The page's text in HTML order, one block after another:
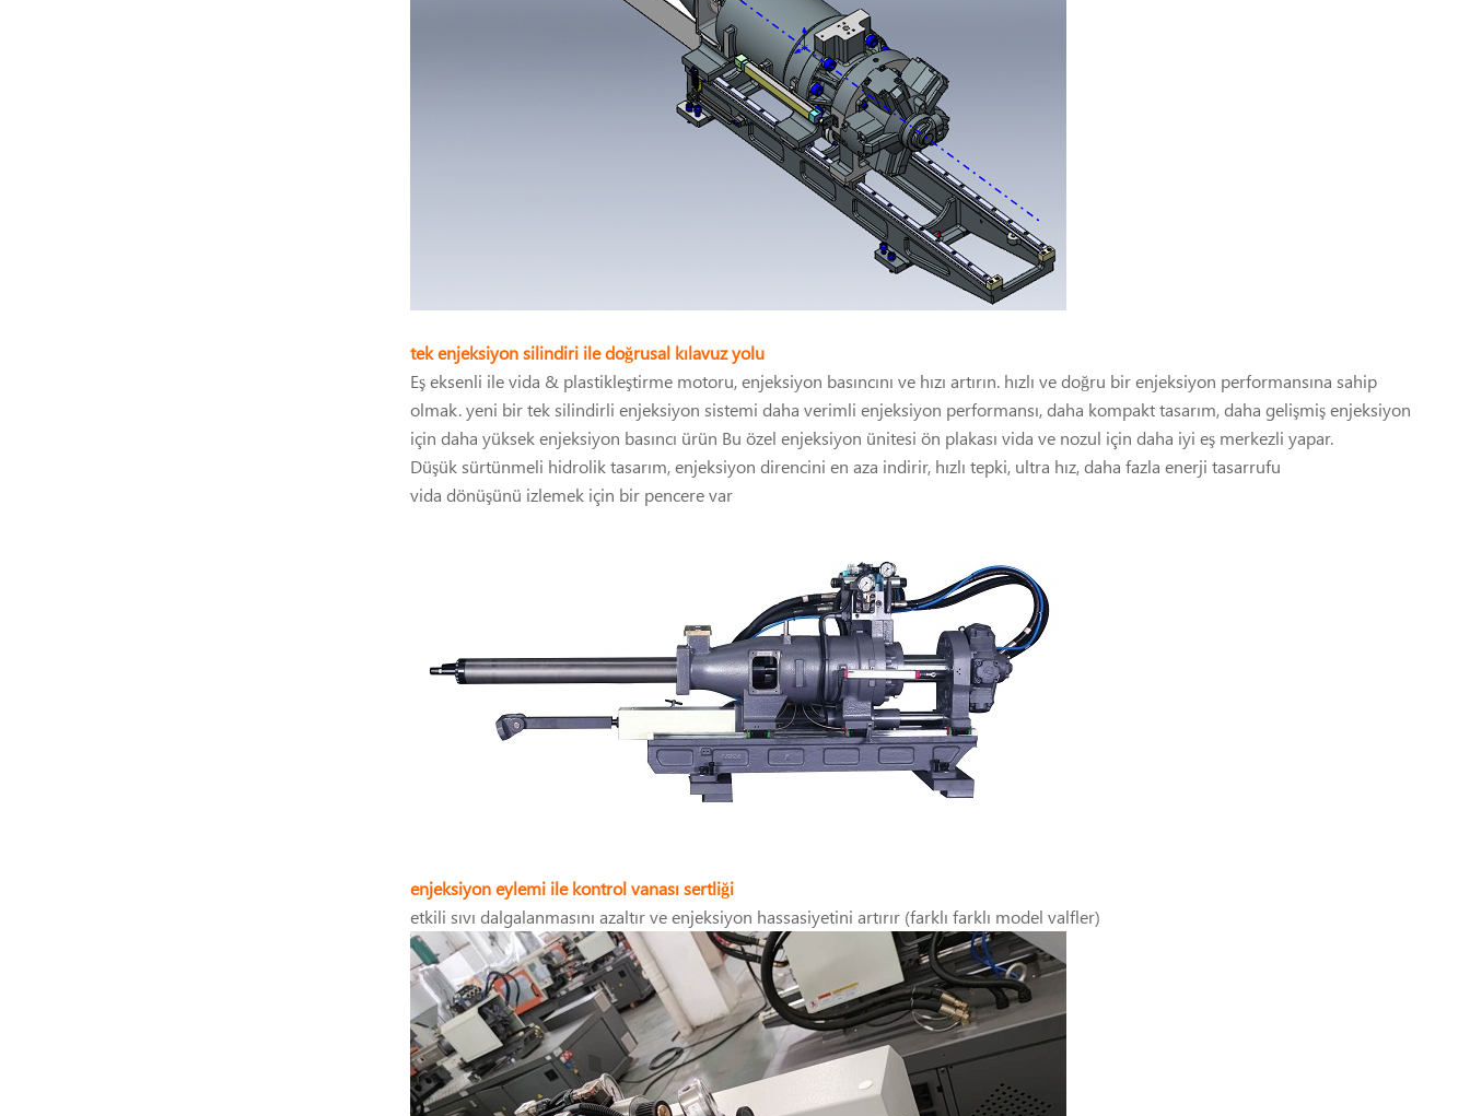
tek enjeksiyon silindiri iledoğrusal kılavuz yolu
Eş eksenli ile vida & plastikleştirme motoru, enjeksiyon basıncını ve hızı artırın. hızlı ve doğru bir enjeksiyon performansına sahip
olmak. yeni bir tek silindirli enjeksiyon sistemi daha verimli enjeksiyon performansı, daha kompakt tasarım, daha gelişmiş enjeksiyon
için daha yüksek enjeksiyon basıncı ürün Bu özel enjeksiyon ünitesi ön plakası vida ve nozul için daha iyi eş merkezli yapar.
Düşük sürtünmeli hidrolik tasarım, enjeksiyon direncini en aza indirir, hızlı tepki, ultra hız, daha fazla enerji tasarrufu
vida dönüşünü izlemek için bir pencere var
enjeksiyon eylemi ile kontrol vanası sertliği
etkili sıvı dalgalanmasını azaltır ve enjeksiyon hassasiyetini artırır (farklı farklı model valfler)